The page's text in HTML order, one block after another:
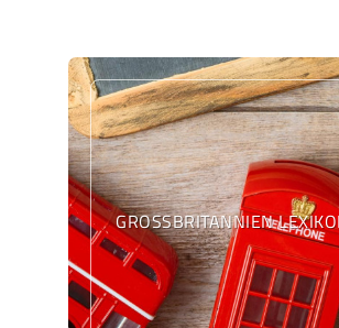
GROSSBRITANNIEN LEXIKON